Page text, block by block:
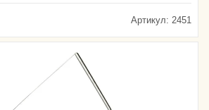
Артикул: 2451